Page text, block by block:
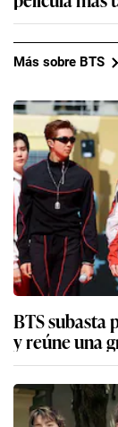
Más sobre BTS
BTS subasta
y reúne una